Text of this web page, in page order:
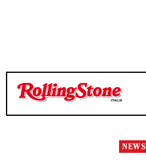
TEMPO DI LETTURA 3 MINUTI
TEMPO DI LETTURA 3 MINUTI
NEWS